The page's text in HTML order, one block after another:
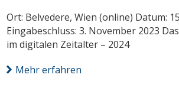
Ort: Belvedere, Wien (online) Datum:
Eingabeschluss: 3. November 2023
im digitalen Zeitalter – 2024
Mehr erfahren